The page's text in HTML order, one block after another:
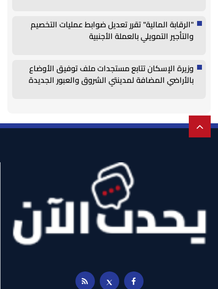
"الرقابة المالية" تقرر تعديل ضوابط عمليات التخصيم
والتأجير التمويلي بالعملة الأجنبية
وزيرة الإسكان تتابع مستجدات ملف توفيق الأوضاع
بالأراضي المضافة لمدينتي الشروق والعبور الجديدة